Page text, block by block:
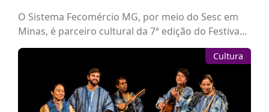
O Sistema Fecomércio MG, por meio do Sesc em
Minas, é parceiro cultural da 7ª edição do Festiva...
Cultura